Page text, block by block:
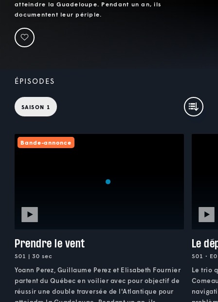
atteindre la Guadeloupe. Pendant un an, ils
documentent leur périple.
ÉPISODES
SAISON 1
Bande-annonce
Prendre le vent
S01 | 30 sec
Yoann Perez, Guillaume Perez et Elisabeth Fournier
partent du Québec en voilier avec pour objectif de
réussir une double traversée de l'Atlantique pour
Le
S01 •
Le trio